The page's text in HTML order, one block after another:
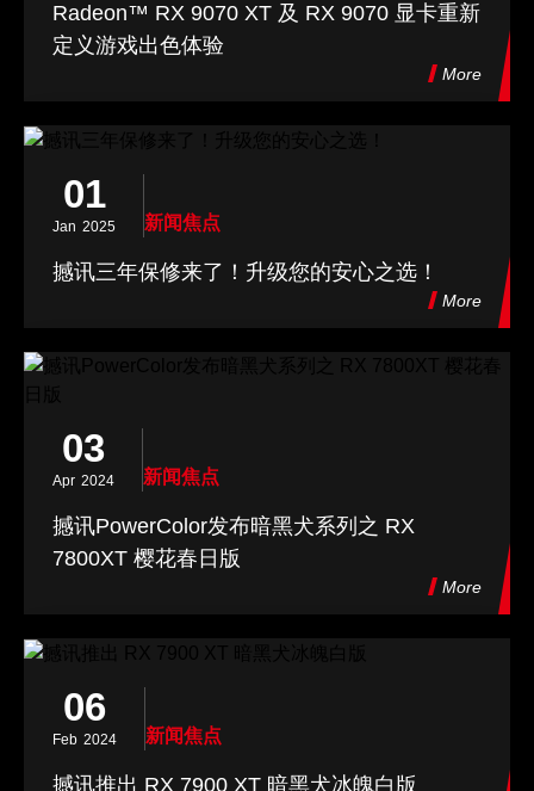
Radeon™ RX 9070 XT 及 RX 9070 显卡重新
定义游戏出色体验
More
01
Jan 2025 新闻焦点
撼讯三年保修来了！升级您的安心之选！
More
03
Apr 2024 新闻焦点
撼讯PowerColor发布暗黑犬系列之 RX
7800XT 樱花春日版
More
06
Feb 2024 新闻焦点
撼讯推出 RX 7900 XT 暗黑犬冰魄白版